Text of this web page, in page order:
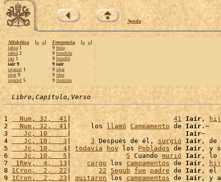
Ayuda
Alfabética [« »]
iahsa 1
iahsá 2
iair1
iaír 9
iajasiel 1
iájat 9
iajaziel 5
Frecuencia [« »]
9 huía
9 hundida
9 hundió
9 iaír
9 iájat
9 idea
9 ilumina
Libro,Capítulo,Verso
1
  Num, 32,  41
| 41 Iaír ,
2
  Num, 32,  41
|     los llamó Campamento de Iaír .~
3
   Jc, 10
| Iaír~
4
   Jc, 10,   3
| 3 Después de él, surgió Iaír , de
5
   Jc, 10,   4
| todavía hoy los Poblados de Iaír, y
6
   Jc, 10,   5
| 5 Cuando murió Iaír, lo
7
1Rey,  4,  13| cargo los campamentos de Iaír ,
8 1Cron,  2,  22| 22 Segub fue padre de Iaír , el
9 1Cron,  2,  23 | quitaron los campamentos de Iaír, y